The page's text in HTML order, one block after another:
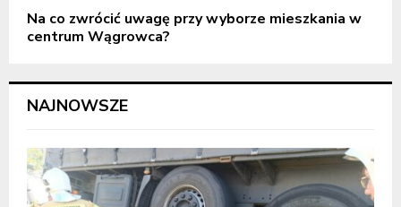
Na co zwrócić uwagę przy wyborze mieszkania w
centrum Wągrowca?
NAJNOWSZE